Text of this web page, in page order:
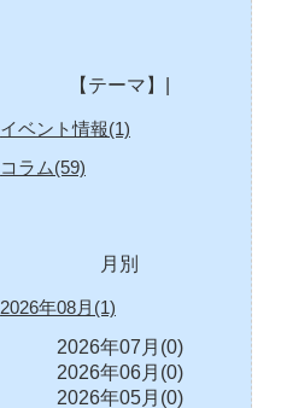
【テーマ】|
イベント情報(1)
コラム(59)
月別
2026年08月(1)
2026年07月(0)
2026年06月(0)
2026年05月(0)